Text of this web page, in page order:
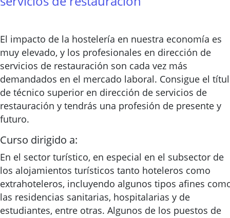
El impacto de la hostelería en nuestra economía es
muy elevado, y los profesionales en dirección de
servicios de restauración son cada vez más
demandados en el mercado laboral. Consigue el
de técnico superior en dirección de servicios de
restauración y tendrás una profesión de presente y
futuro.
Curso dirigido a:
En el sector turístico, en especial en el subsector de
los alojamientos turísticos tanto hoteleros como
extrahoteleros, incluyendo algunos tipos afines
las residencias sanitarias, hospitalarias y de
estudiantes, entre otras. Algunos de los puestos de